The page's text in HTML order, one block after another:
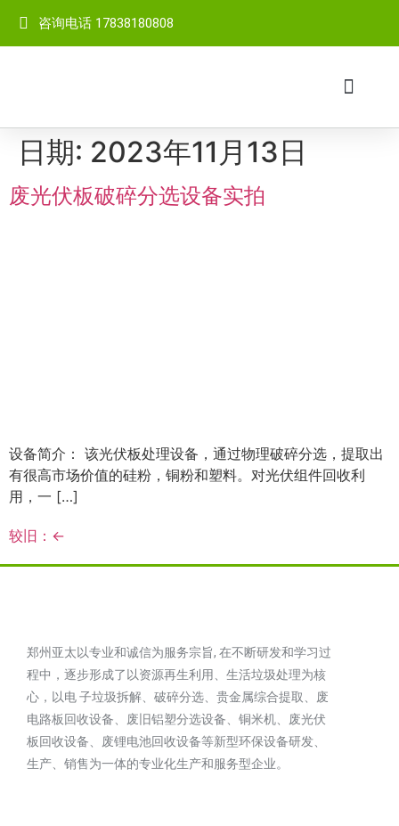
咨询电话 17838180808
日期: 2023年11月13日
废光伏板破碎分选设备实拍
设备简介： 该光伏板处理设备，通过物理破碎分选，提取出
有很高市场价值的硅粉，铜粉和塑料。对光伏组件回收利
用，一 […]
较旧： ←
郑州亚太以专业和诚信为服务宗旨, 在不断研发和学习过
程中，逐步形成了以资源再生利用、生活垃圾处理为核
心，以电 子垃圾拆解、破碎分选、贵金属综合提取、废
电路板回收设备、废旧铝塑分选设备、铜米机、废光伏
板回收设备、废锂电池回收设备等新型环保设备研发、
生产、销售为一体的专业化生产和服务型企业。